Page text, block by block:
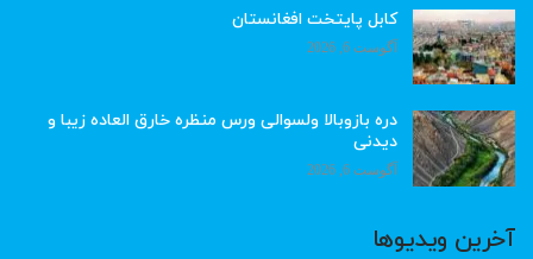
کابل پایتخت افغانستان
آگوست 6, 2026
دره بازوبالا ولسوالی ورس منظره خارق العاده زیبا و
دیدنی
آگوست 6, 2026
آخرین ویدیوها